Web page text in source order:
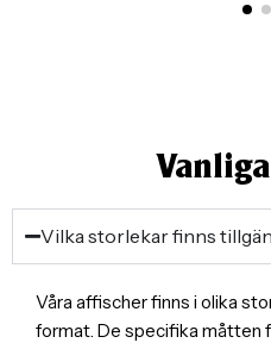
Vilka storlekar finns
Våra affischer finns i olika
format. De specifika måtten